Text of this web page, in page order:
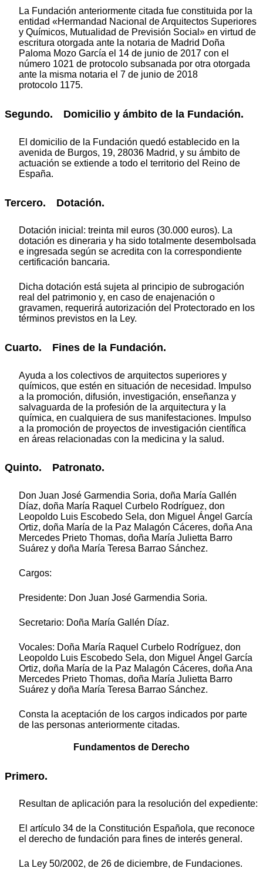
La Fundación anteriormente citada fue constituida por la
entidad «Hermandad Nacional de Arquitectos Superiores
y Químicos, Mutualidad de Previsión Social» en virtud de
escritura otorgada ante la notaria de Madrid Doña
Paloma Mozo García el 14 de junio de 2017 con el
número 1021 de protocolo subsanada por otra otorgada
ante la misma notaria el 7 de junio de 2018
protocolo 1175.
Segundo. Domicilio y ámbito de la Fundación.
El domicilio de la Fundación quedó establecido en la
avenida de Burgos, 19, 28036 Madrid, y su ámbito de
actuación se extiende a todo el territorio del Reino de
España.
Tercero. Dotación.
Dotación inicial: treinta mil euros (30.000 euros). La
dotación es dineraria y ha sido totalmente desembolsada
e ingresada según se acredita con la correspondiente
certificación bancaria.
Dicha dotación está sujeta al principio de subrogación
real del patrimonio y, en caso de enajenación o
gravamen, requerirá autorización del Protectorado en los
términos previstos en la Ley.
Cuarto. Fines de la Fundación.
Ayuda a los colectivos de arquitectos superiores y
químicos, que estén en situación de necesidad. Impulso
a la promoción, difusión, investigación, enseñanza y
salvaguarda de la profesión de la arquitectura y la
química, en cualquiera de sus manifestaciones. Impulso
a la promoción de proyectos de investigación científica
en áreas relacionadas con la medicina y la salud.
Quinto. Patronato.
Don Juan José Garmendia Soria, doña María Gallén
Díaz, doña María Raquel Curbelo Rodríguez, don
Leopoldo Luis Escobedo Sela, don Miguel Ángel García
Ortiz, doña María de la Paz Malagón Cáceres, doña Ana
Mercedes Prieto Thomas, doña María Julietta Barro
Suárez y doña María Teresa Barrao Sánchez.
Cargos:
Presidente: Don Juan José Garmendia Soria.
Secretario: Doña María Gallén Díaz.
Vocales: Doña María Raquel Curbelo Rodríguez, don
Leopoldo Luis Escobedo Sela, don Miguel Ángel García
Ortiz, doña María de la Paz Malagón Cáceres, doña Ana
Mercedes Prieto Thomas, doña María Julietta Barro
Suárez y doña María Teresa Barrao Sánchez.
Consta la aceptación de los cargos indicados por parte
de las personas anteriormente citadas.
Fundamentos de Derecho
Primero.
Resultan de aplicación para la resolución del expediente:
El artículo 34 de la Constitución Española, que reconoce
el derecho de fundación para fines de interés general.
La Ley 50/2002, de 26 de diciembre, de Fundaciones.